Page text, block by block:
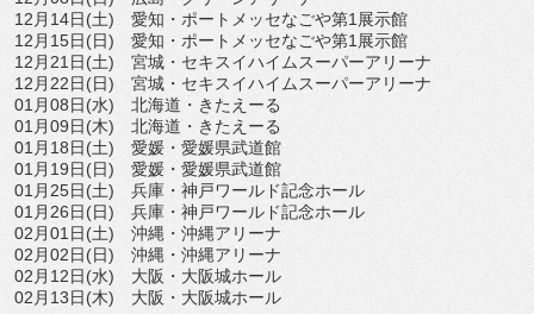
12月14日(土) 愛知・ポートメッセなごや第1展示館
12月15日(日) 愛知・ポートメッセなごや第1展示館
12月21日(土) 宮城・セキスイハイムスーパーアリーナ
12月22日(日) 宮城・セキスイハイムスーパーアリーナ
01月08日(水) 北海道・きたえーる
01月09日(木) 北海道・きたえーる
01月18日(土) 愛媛・愛媛県武道館
01月19日(日) 愛媛・愛媛県武道館
01月25日(土) 兵庫・神戸ワールド記念ホール
01月26日(日) 兵庫・神戸ワールド記念ホール
02月01日(土) 沖縄・沖縄アリーナ
02月02日(日) 沖縄・沖縄アリーナ
02月12日(水) 大阪・大阪城ホール
02月13日(木) 大阪・大阪城ホール